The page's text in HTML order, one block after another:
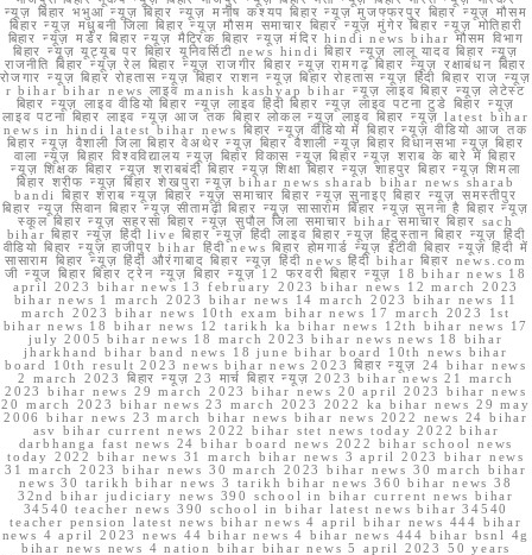
न्यूज़ बिहार भभुआ न्यूज़ बिहार न्यूज़ मनीष कश्यप बिहार न्यूज़ मुजफ्फरपुर बिहार न्यूज़ मौसम
बिहार न्यूज़ मधुबनी जिला बिहार न्यूज़ मौसम समाचार बिहार न्यूज़ मुंगेर बिहार न्यूज़ मोतिहारी
बिहार न्यूज़ मर्डर बिहार न्यूज़ मैट्रिक बिहार न्यूज़ मंदिर hindi news bihar मौसम विभाग
बिहार न्यूज़ यूट्यूब पर बिहार यूनिवर्सिटी news hindi बिहार न्यूज़ लालू यादव बिहार न्यूज़
राजनीति बिहार न्यूज़ रेल बिहार न्यूज़ राजगीर बिहार न्यूज़ रामगढ़ बिहार न्यूज़ रक्षाबंधन बिहार
रोजगार न्यूज़ बिहार रोहतास न्यूज़ बिहार राशन न्यूज़ बिहार रोहतास न्यूज़ हिंदी बिहार राज न्यूज़
r bihar bihar news लाइव manish kashyap bihar न्यूज़ लाइव बिहार न्यूज़ लेटेस्ट
बिहार न्यूज़ लाइव वीडियो बिहार न्यूज़ लाइव हिंदी बिहार न्यूज़ लाइव पटना टुडे बिहार न्यूज़
लाइव पटना बिहार लाइव न्यूज़ आज तक बिहार लोकल न्यूज़ लाइव बिहार न्यूज़ latest bihar
news in hindi latest bihar news बिहार न्यूज़ वीडियो में बिहार न्यूज़ वीडियो आज तक
बिहार न्यूज़ वैशाली जिला बिहार वेअथेर न्यूज़ बिहार वैशाली न्यूज़ बिहार विधानसभा न्यूज़ बिहार
वाला न्यूज़ बिहार विश्वविद्यालय न्यूज़ बिहार विकास न्यूज़ बिहार न्यूज़ शराब के बारे में बिहार
न्यूज़ शिक्षक बिहार न्यूज़ शराबबंदी बिहार न्यूज़ शिक्षा बिहार न्यूज़ शाहपुर बिहार न्यूज़ शिमला
बिहार शरीफ न्यूज़ बिहार शेखपुरा न्यूज़ bihar news sharab bihar news sharab
bandi बिहार शराब न्यूज़ बिहार न्यूज़ समाचार बिहार न्यूज़ सुनाइए बिहार न्यूज़ समस्तीपुर
बिहार न्यूज़ सिवान बिहार न्यूज़ सीतामढ़ी बिहार न्यूज़ सासाराम बिहार न्यूज़ सुनना है बिहार न्यूज़
स्कूल बिहार न्यूज़ सहरसा बिहार न्यूज़ सुपौल जिला समाचार bihar समाचार बिहार sach
bihar बिहार न्यूज़ हिंदी live बिहार न्यूज़ हिंदी लाइव बिहार न्यूज़ हिंदुस्तान बिहार न्यूज़ हिंदी
वीडियो बिहार न्यूज़ हाजीपुर bihar हिंदी news बिहार होमगार्ड न्यूज़ ईटीवी बिहार न्यूज़ हिंदी में
सासाराम बिहार न्यूज़ हिंदी औरंगाबाद बिहार न्यूज़ हिंदी news हिंदी bihar बिहार news.com
जी न्यूज बिहार बिहार ट्रेन न्यूज़ बिहार न्यूज़ 12 फरवरी बिहार न्यूज़ 18 bihar news 18
april 2023 bihar news 13 february 2023 bihar news 12 march 2023
bihar news 1 march 2023 bihar news 14 march 2023 bihar news 11
march 2023 bihar news 10th exam bihar news 17 march 2023 1st
bihar news 18 bihar news 12 tarikh ka bihar news 12th bihar news 17
july 2005 bihar news 18 march 2023 bihar news news 18 bihar
jharkhand bihar band news 18 june bihar board 10th news bihar
board 10th result 2023 news bihar news 2023 बिहार न्यूज़ 24 bihar news
2 march 2023 बिहार न्यूज़ 23 मार्च बिहार न्यूज़ 2023 bihar news 21 march
2023 bihar news 29 march 2023 bihar news 20 april 2023 bihar news
20 march 2023 bihar news 23 march 2023 2022 ka bihar news 29 may
2006 bihar news 23 march bihar news bihar news 2022 news 24 bihar
asv bihar current news 2022 bihar stet news today 2022 bihar
darbhanga fast news 24 bihar board news 2022 bihar school news
today 2022 bihar news 31 march bihar news 3 april 2023 bihar news
31 march 2023 bihar news 30 march 2023 bihar news 30 march bihar
news 30 tarikh bihar news 3 tarikh bihar news 360 bihar news 38
32nd bihar judiciary news 390 school in bihar current news bihar
34540 teacher news 390 school in bihar latest news bihar 34540
teacher pension latest news bihar news 4 april bihar news 444 bihar
news 4 april 2023 news 44 bihar news 4 bihar news 444 bihar bsnl 4g
bihar news news 4 nation bihar bihar news 5 april 2023 50 years